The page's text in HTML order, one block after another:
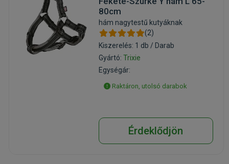
80cm
hám nagytestű kutyáknak
(2)
Kiszerelés: 1 db / Darab
Gyártó: Trixie
Egységár:
Raktáron, utolsó darabok
Érdeklődjön